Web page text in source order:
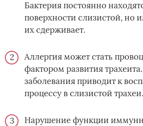
Бактерия постоянно
поверхности слизистой, но
их сдерживает.
Аллергия может стать
фактором развития
заболевания приводит к
процессу в слизистой трахеи.
Нарушение функции